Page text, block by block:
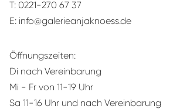
T: 0221-270 67 37
E: info@galerieanjaknoess.de
Öffnungszeiten:
Di nach Vereinbarung
Mi - Fr von 11-19 Uhr
Sa 11-16 Uhr und nach Vereinbarung